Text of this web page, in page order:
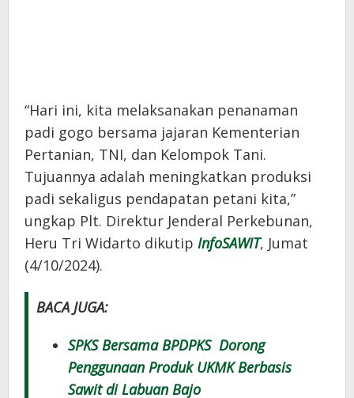
“Hari ini, kita melaksanakan penanaman
padi gogo bersama jajaran Kementerian
Pertanian, TNI, dan Kelompok Tani.
Tujuannya adalah meningkatkan produksi
padi sekaligus pendapatan petani kita,”
ungkap Plt. Direktur Jenderal Perkebunan,
Heru Tri Widarto dikutip InfoSAWIT, Jumat
(4/10/2024).
BACA JUGA:
SPKS Bersama BPDPKS Dorong
Penggunaan Produk UKMK Berbasis
Sawit di Labuan Bajo